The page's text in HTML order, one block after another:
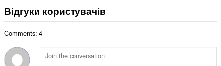
ю
в
і
в
ь
о
н
ю
к
і
ь
а
к
ь
к
а
н
а
Відгуки користувачів
Comments: 4